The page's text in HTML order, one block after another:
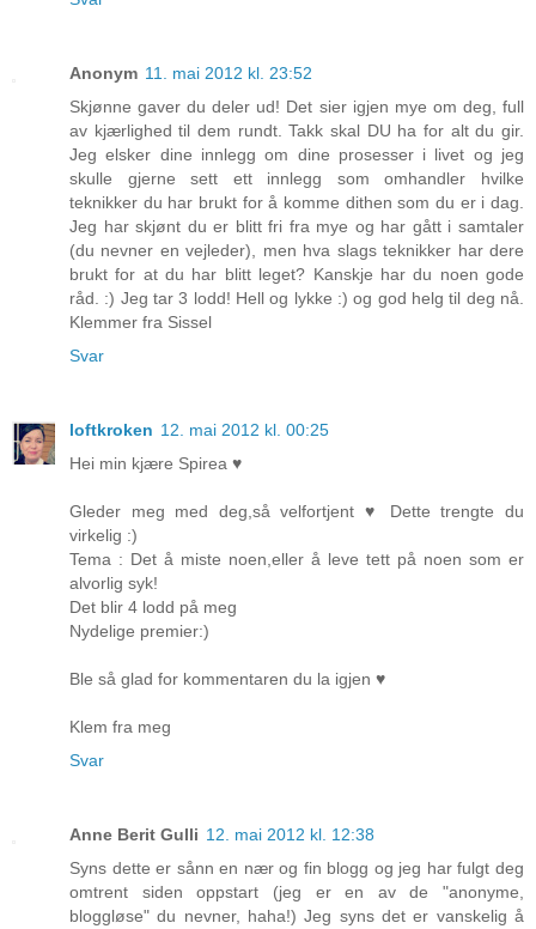
Anonym 11. mai 2012 kl. 23:52
Skjønne gaver du deler ud! Det sier igjen mye om deg, full
av kjærlighed til dem rundt. Takk skal DU ha for alt du gir.
Jeg elsker dine innlegg om dine prosesser i livet og jeg
skulle gjerne sett ett innlegg som omhandler hvilke
teknikker du har brukt for å komme dithen som du er i dag.
Jeg har skjønt du er blitt fri fra mye og har gått i samtaler
(du nevner en vejleder), men hva slags teknikker har dere
brukt for at du har blitt leget? Kanskje har du noen gode
råd. :) Jeg tar 3 lodd! Hell og lykke :) og god helg til deg nå.
Klemmer fra Sissel
Svar
loftkroken 12. mai 2012 kl. 00:25
Hei min kjære Spirea ♥
Gleder meg med deg,så velfortjent ♥ Dette trengte du
virkelig :)
Tema : Det å miste noen,eller å leve tett på noen som er
alvorlig syk!
Det blir 4 lodd på meg
Nydelige premier:)
Ble så glad for kommentaren du la igjen ♥
Klem fra meg
Svar
Anne Berit Gulli 12. mai 2012 kl. 12:38
Syns dette er sånn en nær og fin blogg og jeg har fulgt deg
omtrent siden oppstart (jeg er en av de "anonyme,
bloggløse" du nevner, haha!) Jeg syns det er vanskelig å